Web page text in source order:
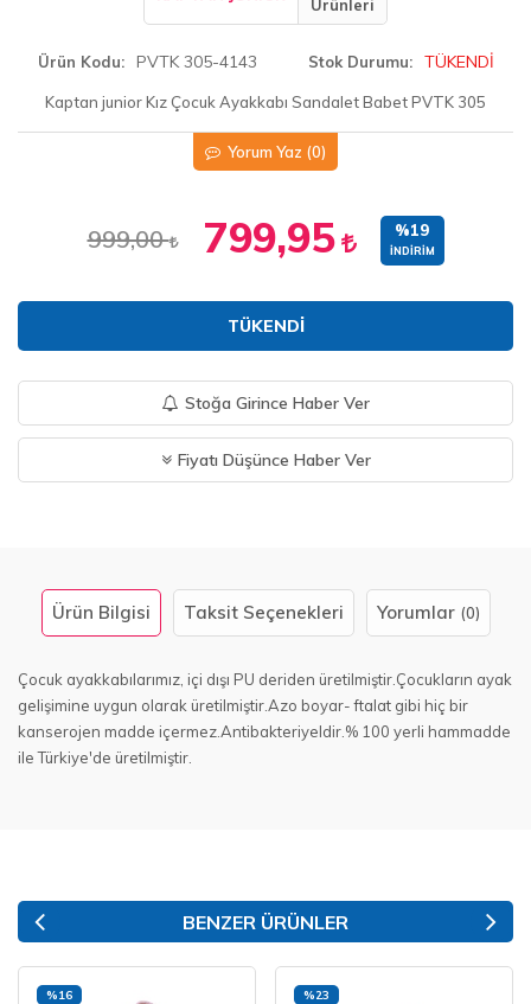
Ürünleri
Ürün Kodu PVTK 305-4143 Stok Durumu TÜKENDİ
Kaptan junior Kız Çocuk Ayakkabı Sandalet Babet PVTK 305
Yorum Yaz (0)
999,00 799,95 %19
İNDIRIM
TÜKENDI
Stoğa Girince Haber Ver
Fiyatı Düşünce Haber Ver
Ürün Bilgisi Taksit Seçenekleri Yorumlar (0)
Çocuk ayakkabılarımız, içi dışı PU deriden üretilmiştir.Çocukların ayak
gelişimine uygun olarak üretilmiştir.Azo boyar- ftalat gibi hiç bir
kanserojen madde içermez.Antibakteriyeldir.% 100 yerli hammadde
ile Türkiye'de üretilmiştir.
BENZER ÜRÜNLER
%16 %23